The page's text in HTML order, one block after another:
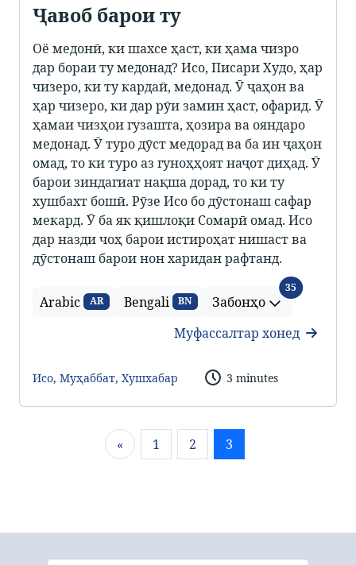
Ҷавоб барои ту
Оё медонӣ, ки шахсе ҳаст, ки ҳама чизро
дар бораи ту медонад? Исо, Писари Худо, ҳар
чизеро, ки ту кардаӣ, медонад. Ӯ ҷаҳон ва
ҳар чизеро, ки дар рӯи замин ҳаст, офарид. Ӯ
ҳамаи чизҳои гузашта, ҳозира ва ояндаро
медонад. Ӯ туро дӯст медорад ва ба ин ҷаҳон
омад, то ки туро аз гуноҳҳоят наҷот диҳад. Ӯ
барои зиндагиат нақша дорад, то ки ту
хушбахт бошӣ. Рӯзе Исо бо дӯстонаш сафар
мекард. Ӯ ба як қишлоқи Сомарӣ омад. Исо
дар назди чоҳ барои истироҳат нишаст ва
дӯстонаш барои нон харидан рафтанд.
Arabic AR Bengali BN Забонҳо
35 Забонҳо
Муфассалтар хонед
Исо, Муҳаббат, Хушхабар 3 minutes
« 1 2 3